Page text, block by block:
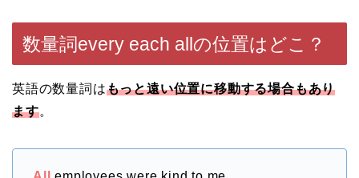
数量詞every each allの位置はどこ？
英語の数量詞はもっと遠い位置に移動する場合もあり
ます。